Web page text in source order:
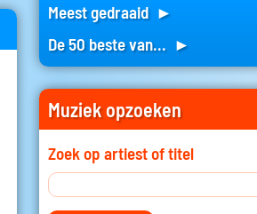
Meest gedraaid ►
De 50 beste van... ►
Muziek opzoeken
Zoek op artiest of titel